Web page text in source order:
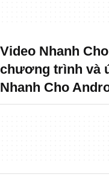
Video Nhanh
chương trình và
Nhanh Cho